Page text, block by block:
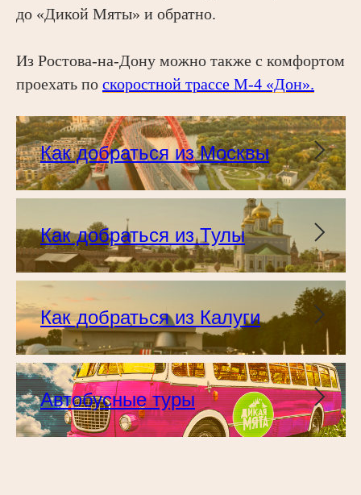
до «Дикой Мяты» и обратно.
Из Ростова-на-Дону можно также с комфортом
проехать по скоростной трассе М-4 «Дон».
Как добраться из Москвы
Как добраться из Тулы
Как добраться из Калуги
Автобусные туры